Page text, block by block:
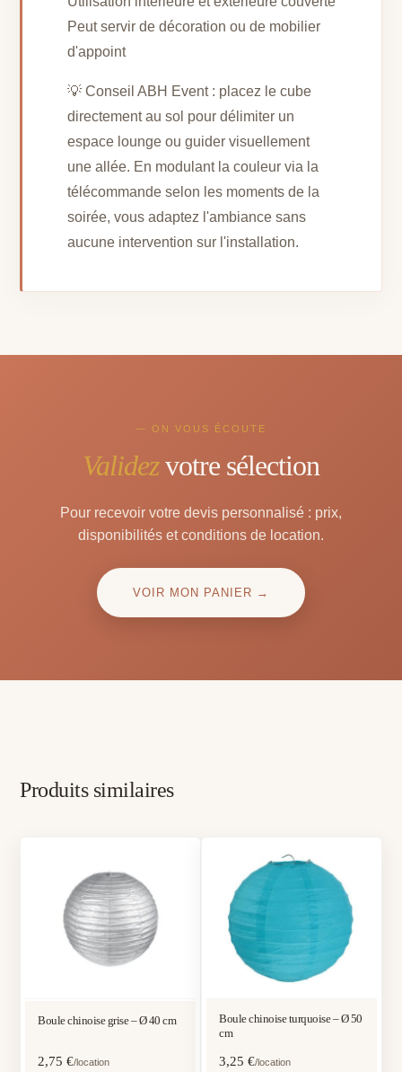
Peut servir de décoration ou de mobilier
d'appoint
💡 Conseil ABH Event : placez le cube
directement au sol pour délimiter un
espace lounge ou guider visuellement
une allée. En modulant la couleur via la
télécommande selon les moments de la
soirée, vous adaptez l'ambiance sans
aucune intervention sur l'installation.
— ON VOUS ÉCOUTE
Validezvotre sélection
Pour recevoir votre devis personnalisé : prix,
disponibilités et conditions de location.
VOIR MON PANIER →
Produits similaires
Boule chinoise grise – Ø 40 cm
2,75€/location
Boule chinoise turquoise – Ø 50
cm
3,25 €/location